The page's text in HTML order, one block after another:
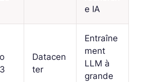
e IA
Datacen
ter
Entraîne
ment
LLM à
grande